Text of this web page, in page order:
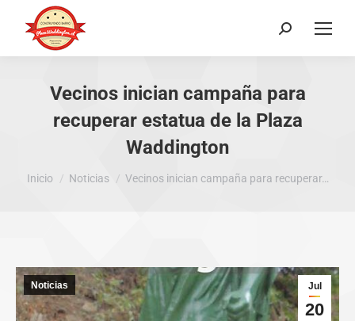
Buscar:
Vecinos inician campaña para
recuperar estatua de la Plaza
Waddington
Estás aquí:
Inicio Noticias Vecinos inician campaña para recuperar…
Jul
20
Noticias